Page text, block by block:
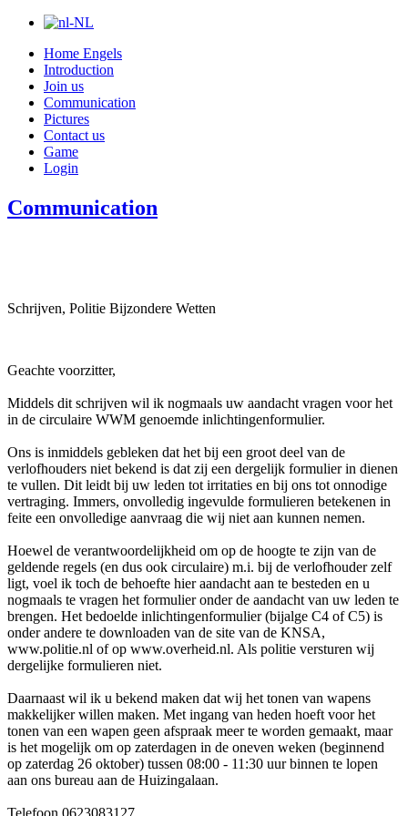
Home Engels
Introduction
Join us
Communication
Pictures
Contact us
Game
Login
Communication
Schrijven, Politie Bijzondere Wetten
Geachte voorzitter,
Middels dit schrijven wil ik nogmaals uw aandacht vragen voor het
in de circulaire WWM genoemde inlichtingenformulier.
Ons is inmiddels gebleken dat het bij een groot deel van de
verlofhouders niet bekend is dat zij een dergelijk formulier in dienen
te vullen. Dit leidt bij uw leden tot irritaties en bij ons tot onnodige
vertraging. Immers, onvolledig ingevulde formulieren betekenen in
feite een onvolledige aanvraag die wij niet aan kunnen nemen.
Hoewel de verantwoordelijkheid om op de hoogte te zijn van de
geldende regels (en dus ook circulaire) m.i. bij de verlofhouder zelf
ligt, voel ik toch de behoefte hier aandacht aan te besteden en u
nogmaals te vragen het formulier onder de aandacht van uw leden te
brengen. Het bedoelde inlichtingenformulier (bijalge C4 of C5) is
onder andere te downloaden van de site van de KNSA,
www.politie.nl of op www.overheid.nl. Als politie versturen wij
dergelijke formulieren niet.
Daarnaast wil ik u bekend maken dat wij het tonen van wapens
makkelijker willen maken. Met ingang van heden hoeft voor het
tonen van een wapen geen afspraak meer te worden gemaakt, maar
is het mogelijk om op zaterdagen in de oneven weken (beginnend
op zaterdag 26 oktober) tussen 08:00 - 11:30 uur binnen te lopen
aan ons bureau aan de Huizingalaan.